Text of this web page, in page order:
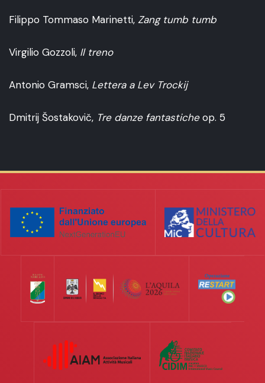
Filippo Tommaso Marinetti, Zang tumb tumb
Virgilio Gozzoli, Il treno
Antonio Gramsci, Lettera a Lev Trockij
Dmitrij Šostakovič, Tre danze fantasticheop. 5